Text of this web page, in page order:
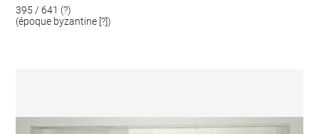
395 / 641 (?)
(époque byzantine [?])